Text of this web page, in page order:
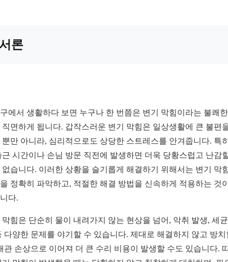
론
에서 생활하다 보면 누구나 한 번쯤은 변기 막힘이라는 불쾌
직면하게 됩니다. 갑작스러운 변기 막힘은 일상생활에 큰 불편
뿐만 아니라, 심리적으로도 상당한 스트레스를 안겨줍니다. 특
근 시간이나 손님 방문 직전에 발생하면 더욱 당황스럽고 난감
없습니다. 이러한 상황을 슬기롭게 해결하기 위해서는 변기 막
정확히 파악하고, 적절한 해결 방법을 신속하게 적용하는 것
다.
막힘은 단순히 물이 내려가지 않는 현상을 넘어, 악취 발생, 세
다양한 문제를 야기할 수 있습니다. 제대로 해결하지 않고 방치
관 손상으로 이어져 더 큰 수리 비용이 발생할 수도 있습니다.